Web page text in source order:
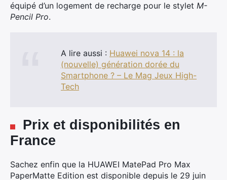
équipé d’un logement de recharge pour le stylet M-
Pencil Pro.
A lire aussi : Huawei nova 14 : la
(nouvelle) génération dorée du
Smartphone ? – Le Mag Jeux High-
Tech
Prix et disponibilités en
France
Sachez enfin que la HUAWEI MatePad Pro Max
PaperMatte Edition est disponible depuis le 29 juin